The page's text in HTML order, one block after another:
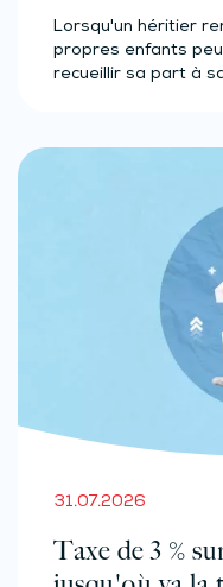
Lorsqu'un héritier
propres enfants
recueillir sa part à
31.07.2026
Taxe de 3 %